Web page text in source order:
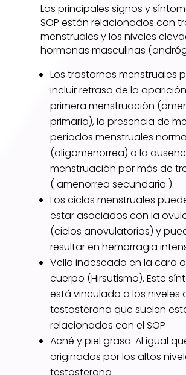
Los principales signos y
SOP están relacionados con
menstruales y los niveles
hormonas masculinas
Los trastornos menstruales
incluir retraso de la
primera menstruación
primaria), la presencia de
períodos menstruales
(oligomenorrea) o la
menstruación por más de
( amenorrea secundaria ).
Los ciclos menstruales
estar asociados con la
(ciclos anovulatorios) y
resultar en hemorragia
Vello indeseado en la cara
cuerpo (Hirsutismo). Este
está vinculado a los niveles
testosterona que suelen
relacionados con el SOP
Acné y piel grasa. Al igual
originados por los altos